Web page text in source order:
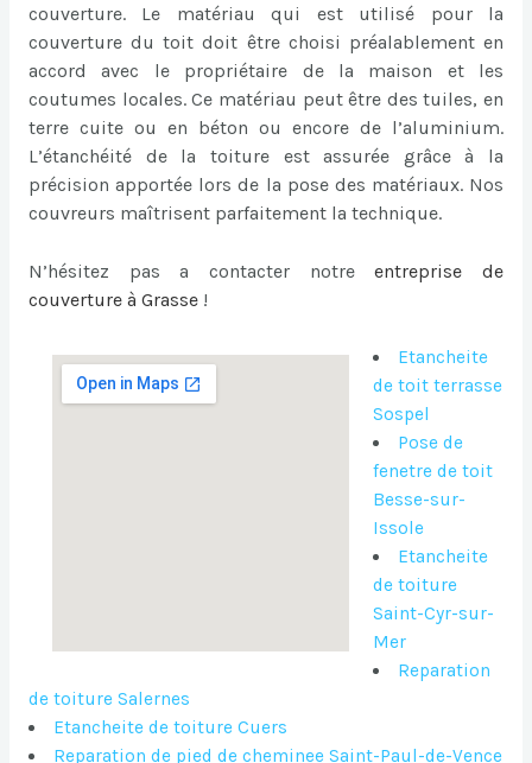
couverture. Le matériau qui est utilisé pour la
couverture du toit doit être choisi préalablement en
accord avec le propriétaire de la maison et les
coutumes locales. Ce matériau peut être des tuiles, en
terre cuite ou en béton ou encore de l’aluminium.
L’étanchéité de la toiture est assurée grâce à la
précision apportée lors de la pose des matériaux. Nos
couvreurs maîtrisent parfaitement la technique.
N’hésitez pas a contacter notreentreprise de
couverture à Grasse!
Etancheite
de toit terrasse
Sospel
Pose de
fenetre de toit
Besse-sur-
Issole
Etancheite
de toiture
Saint-Cyr-sur-
Mer
Reparation
de toiture Salernes
Etancheite de toiture Cuers
Reparation de pied de cheminee Saint-Paul-de-Vence